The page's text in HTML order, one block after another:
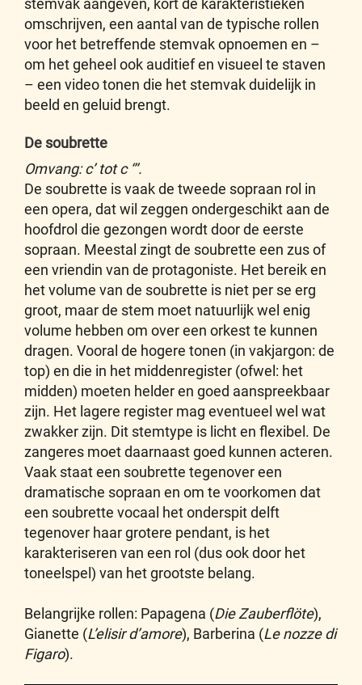
stemvak aangeven, kort de karakteristieken
omschrijven, een aantal van de typische rollen
voor het betreffende stemvak opnoemen en –
om het geheel ook auditief en visueel te staven
– een video tonen die het stemvak duidelijk in
beeld en geluid brengt.
De soubrette
Omvang: c’ tot c ‘’’.
De soubrette is vaak de tweede sopraan rol in
een opera, dat wil zeggen ondergeschikt aan de
hoofdrol die gezongen wordt door de eerste
sopraan. Meestal zingt de soubrette een zus of
een vriendin van de protagoniste. Het bereik en
het volume van de soubrette is niet per se erg
groot, maar de stem moet natuurlijk wel enig
volume hebben om over een orkest te kunnen
dragen. Vooral de hogere tonen (in vakjargon: de
top) en die in het middenregister (ofwel: het
midden) moeten helder en goed aanspreekbaar
zijn. Het lagere register mag eventueel wel wat
zwakker zijn. Dit stemtype is licht en flexibel. De
zangeres moet daarnaast goed kunnen acteren.
Vaak staat een soubrette tegenover een
dramatische sopraan en om te voorkomen dat
een soubrette vocaal het onderspit delft
tegenover haar grotere pendant, is het
karakteriseren van een rol (dus ook door het
toneelspel) van het grootste belang.
Belangrijke rollen: Papagena (Die Zauberflöte),
Gianette (L’elisir d’amore), Barberina (Le nozze di
Figaro).